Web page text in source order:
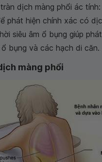
dịch màng phổi ác tính:
phát hiện chính xác có
siêu âm ổ bụng giúp
bụng và các hạch di căn.
màng phổi